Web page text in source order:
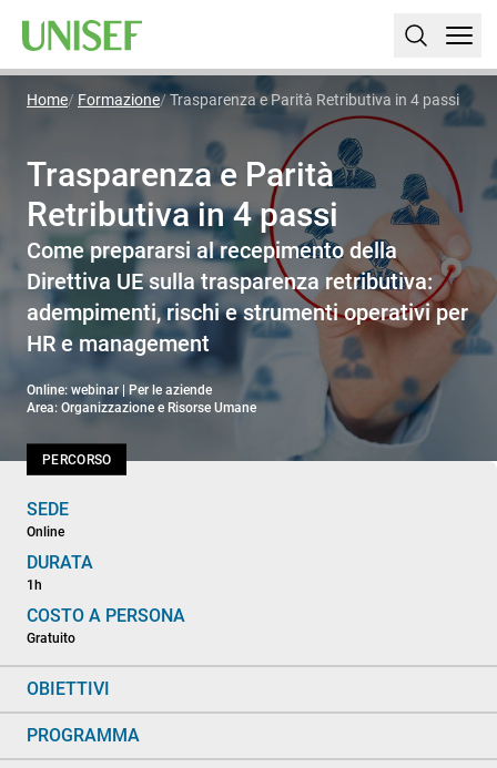
Home Formazione Trasparenza e Parità Retributiva in 4 passi
Trasparenza e Parità
Retributiva in 4 passi
Come prepararsi al recepimento della
Direttiva UE sulla trasparenza retributiva:
adempimenti, rischi e strumenti operativi per
HR e management
Online: webinar | Per le aziende
Area: Organizzazione e Risorse Umane
PERCORSO
SEDE
Online
DURATA
1h
COSTO A PERSONA
Gratuito
OBIETTIVI
PROGRAMMA